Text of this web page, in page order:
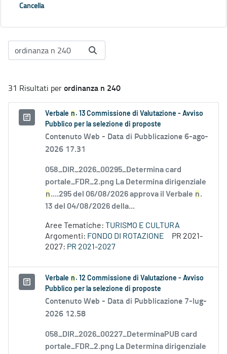
Cancella
31 Risultati perordinanza n 240
Verbale n . 13 Commissione di Valutazione - Avviso
Pubblico per la selezione di proposte
Contenuto Web - Data di Pubblicazione 6-ago-
2026 17.31
058_DIR_2026_00295_Determina card
portale_FDR_2.png La Determina dirigenziale
n....295 del 06/08/2026 approva il Verbale n.
13 del 04/08/2026 della...
Aree Tematiche: TURISMO E CULTURA
Argomenti: FONDO DI ROTAZIONE
PR 2021-
2027: PR 2021-2027
Verbale n . 12 Commissione di Valutazione - Avviso
Pubblico per la selezione di proposte
Contenuto Web - Data di Pubblicazione 7-lug-
2026 12.58
058_DIR_2026_00227_DeterminaPUB card
portale_FDR_2.png La Determina dirigenziale